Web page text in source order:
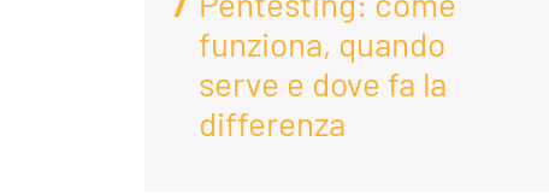
funziona, quando
serve e dove fa la
differenza